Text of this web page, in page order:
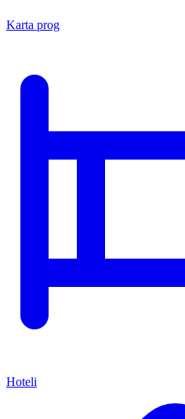
Karta prog
Hoteli